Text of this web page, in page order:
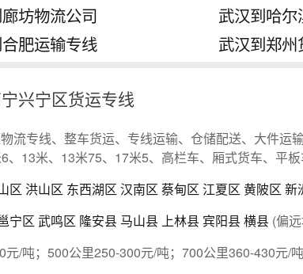
坊物流公司 武汉到哈
肥运输专线 武汉到郑州
兴宁区货运专线
流专线、整车货运、专线运输、仓储配送、大件
13米、13米75、17米5、高栏车、厢式货车、平板
区 洪山区 东西湖区 汉南区 蔡甸区 江夏区 黄陂区 新
宁区 武鸣区 隆安县 马山县 上林县 宾阳县横县 (偏
/吨；500公里250-300元/吨；700公里360-430元/